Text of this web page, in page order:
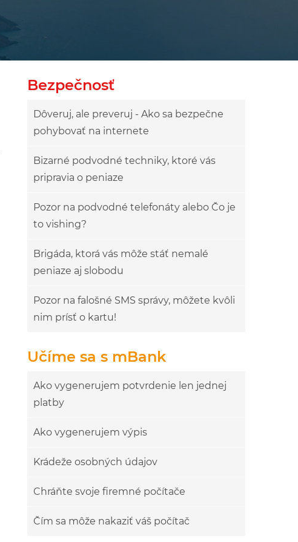
Bezpečnosť
Dôveruj, ale preveruj - Ako sa bezpečne
pohybovať na internete
Bizarné podvodné techniky, ktoré vás
pripravia o peniaze
Pozor na podvodné telefonáty alebo Čo je
to vishing?
Brigáda, ktorá vás môže stáť nemalé
peniaze aj slobodu
Pozor na falošné SMS správy, môžete kvôli
nim prísť o kartu!
Učíme sa s mBank
Ako vygenerujem potvrdenie len jednej
platby
Ako vygenerujem výpis
Krádeže osobných údajov
Chráňte svoje firemné počítače
Čím sa môže nakaziť váš počítač